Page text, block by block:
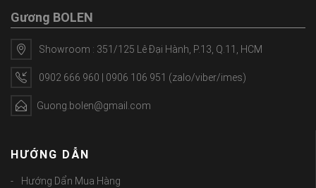
Gương BOLEN
Showroom : 351/125 Lê Đại Hành, P.13, Q.11, HCM
0902 666 960 | 0906 106 951 (zalo/viber/imes)
Guong.bolen@gmail.com
HƯỚNG DẪN
Hướng Dẩn Mua Hàng